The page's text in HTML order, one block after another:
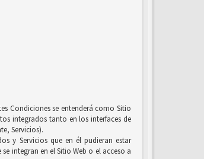
Condiciones se entenderá como Sitio
integrados tanto en los interfaces de
Servicios).
y Servicios que en él pudieran estar
integran en el Sitio Web o el acceso a